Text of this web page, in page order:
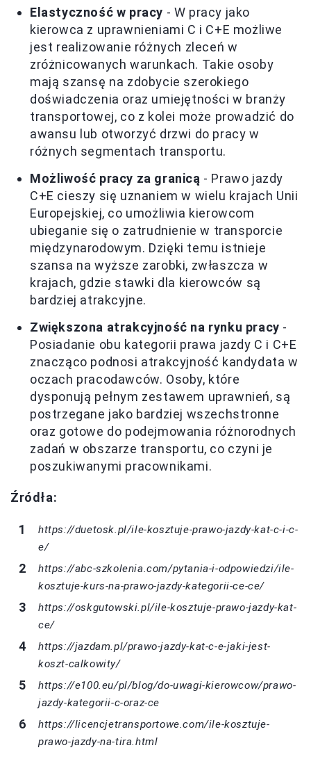
Elastyczność w pracy - W pracy jako
kierowca z uprawnieniami C i C+E możliwe
jest realizowanie różnych zleceń w
zróżnicowanych warunkach. Takie osoby
mają szansę na zdobycie szerokiego
doświadczenia oraz umiejętności w branży
transportowej, co z kolei może prowadzić do
awansu lub otworzyć drzwi do pracy w
różnych segmentach transportu.
Możliwość pracy za granicą - Prawo jazdy
C+E cieszy się uznaniem w wielu krajach Unii
Europejskiej, co umożliwia kierowcom
ubieganie się o zatrudnienie w transporcie
międzynarodowym. Dzięki temu istnieje
szansa na wyższe zarobki, zwłaszcza w
krajach, gdzie stawki dla kierowców są
bardziej atrakcyjne.
Zwiększona atrakcyjność na rynku pracy -
Posiadanie obu kategorii prawa jazdy C i C+E
znacząco podnosi atrakcyjność kandydata w
oczach pracodawców. Osoby, które
dysponują pełnym zestawem uprawnień, są
postrzegane jako bardziej wszechstronne
oraz gotowe do podejmowania różnorodnych
zadań w obszarze transportu, co czyni je
poszukiwanymi pracownikami.
Źródła:
https://duetosk.pl/ile-kosztuje-prawo-jazdy-kat-c-i-c-
e/
https://abc-szkolenia.com/pytania-i-odpowiedzi/ile-
kosztuje-kurs-na-prawo-jazdy-kategorii-ce-ce/
https://oskgutowski.pl/ile-kosztuje-prawo-jazdy-kat-
ce/
https://jazdam.pl/prawo-jazdy-kat-c-e-jaki-jest-
koszt-calkowity/
https://e100.eu/pl/blog/do-uwagi-kierowcow/prawo-
jazdy-kategorii-c-oraz-ce
https://licencjetransportowe.com/ile-kosztuje-
prawo-jazdy-na-tira.html